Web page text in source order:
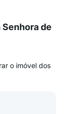
de
o imóvel dos